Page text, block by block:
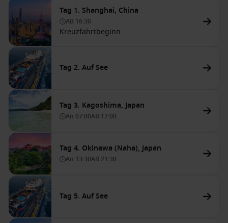
Tag 1. Shanghai, China
AB 16:30
Kreuzfahrtbeginn
Tag 2. Auf See
Tag 3. Kagoshima, Japan
An 07:00AB 17:00
Tag 4. Okinawa (Naha), Japan
An 13:30AB 21:30
Tag 5. Auf See